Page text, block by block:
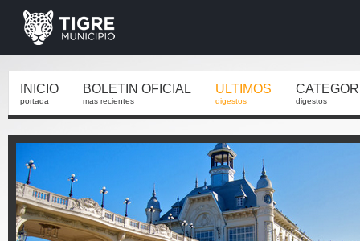
INICIO
portada
BOLETIN OFICIAL
mas recientes
ULTIMOS
digestos digestos